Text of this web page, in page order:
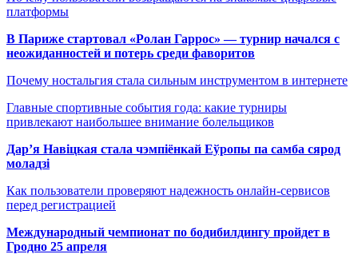
платформы
В Париже стартовал «Ролан Гаррос» — турнир начался с
неожиданностей и потерь среди фаворитов
Почему ностальгия стала сильным инструментом в интернете
Главные спортивные события года: какие турниры
привлекают наибольшее внимание болельщиков
Дар’я Навіцкая стала чэмпіёнкай Еўропы па самба сярод
моладзі
Как пользователи проверяют надежность онлайн-сервисов
перед регистрацией
Международный чемпионат по бодибилдингу пройдет в
Гродно 25 апреля